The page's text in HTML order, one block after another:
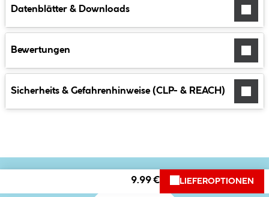
Datenblätter & Downloads
Bewertungen
Sicherheits & Gefahrenhinweise (CLP- & REACH)
9.99 € LIEFEROPTIONEN